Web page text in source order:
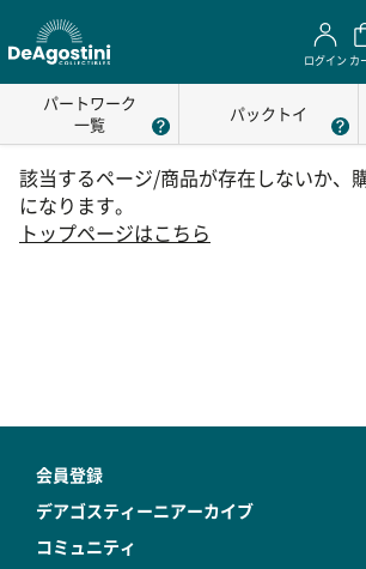
ログイン カ
パートワーク
一覧
パックトイ
該当するページ/商品が存在しないか、
になります。
トップページはこちら
会員登録
デアゴスティーニアーカイブ
コミュニティ